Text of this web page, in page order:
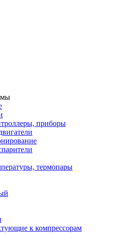
приборы
термопары
к компрессорам